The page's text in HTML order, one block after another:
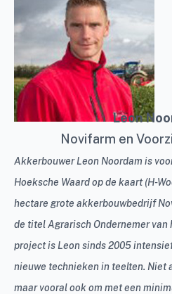
Leon
Novifarm en
Akkerbouwer Leon Noordam is
Hoeksche Waard op de kaart (H-
hectare grote akkerbouwbedrijf
de titel Agrarisch Ondernemer van
project is Leon sinds 2005
nieuwe technieken in teelten. Niet
maar vooral ook om met een